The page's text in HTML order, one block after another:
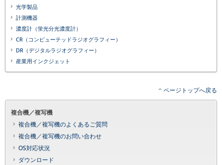
光学製品
計測機器
濃度計（蛍光分光濃度計）
CR（コンピューテッドラジオグラフィー）
DR（デジタルラジオグラフィー）
産業用インクジェット
ページトップへ戻る
複合機／複写機
複合機／複写機のよくあるご質問
複合機／複写機のお問い合わせ
OS対応状況
ダウンロード